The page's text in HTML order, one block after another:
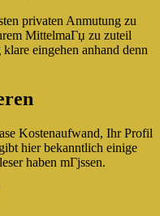
privaten Anmutung zu
MittelmaГџ zu zuteil
eingehen anhand denn
Kostenaufwand, Ihr Profil
hier bekanntlich einige
haben mГјssen.